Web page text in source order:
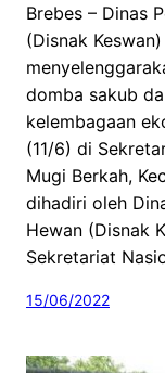
Brebes – Dinas
(Disnak
domba sakub
kelembagaan
(11/6) di
Mugi Berkah,
dihadiri oleh
Hewan (Disnak
Sekretariat
15/06/2022